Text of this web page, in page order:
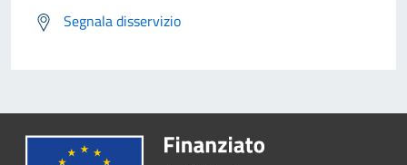
Segnala disservizio